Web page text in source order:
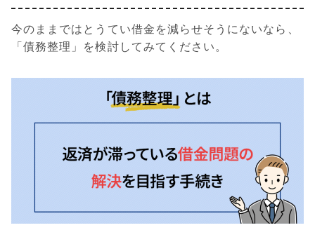
今のままではとうてい借金を減らせそうにないなら、
「債務整理」を検討してみてください。